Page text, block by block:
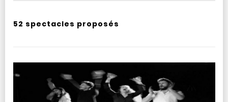
52 spectacles proposés